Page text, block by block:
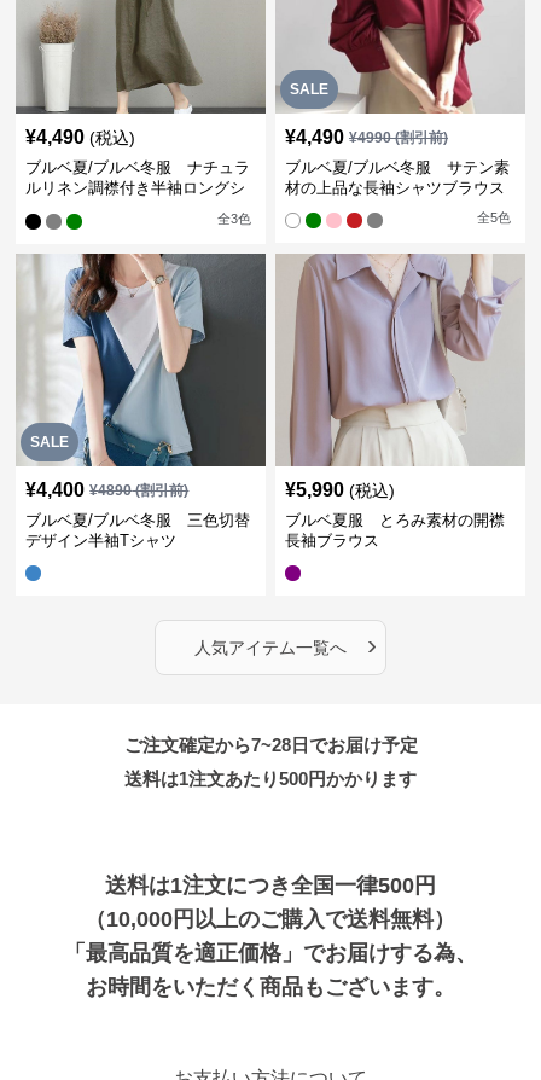
¥4,490 (税込)
ブルベ夏/ブルベ冬服 ナチュラ
ルリネン調襟付き半袖ロングシ
全3色
SALE
¥4,490 ¥4990(割引前)
ブルベ夏/ブルベ冬服 サテン素
材の上品な長袖シャツブラウス
全5色
SALE
¥4,400 ¥4890(割引前)
ブルベ夏/ブルベ冬服 三色切替
デザイン半袖Tシャツ
¥5,990 (税込)
ブルベ夏服 とろみ素材の開襟
長袖ブラウス
人気アイテム一覧へ ›
ご注文確定から7~28日でお届け予定
送料は1注文あたり500円かかります
送料は1注文につき全国一律500円
（10,000円以上のご購入で送料無料）
「最高品質を適正価格」でお届けする為、
お時間をいただく商品もございます。